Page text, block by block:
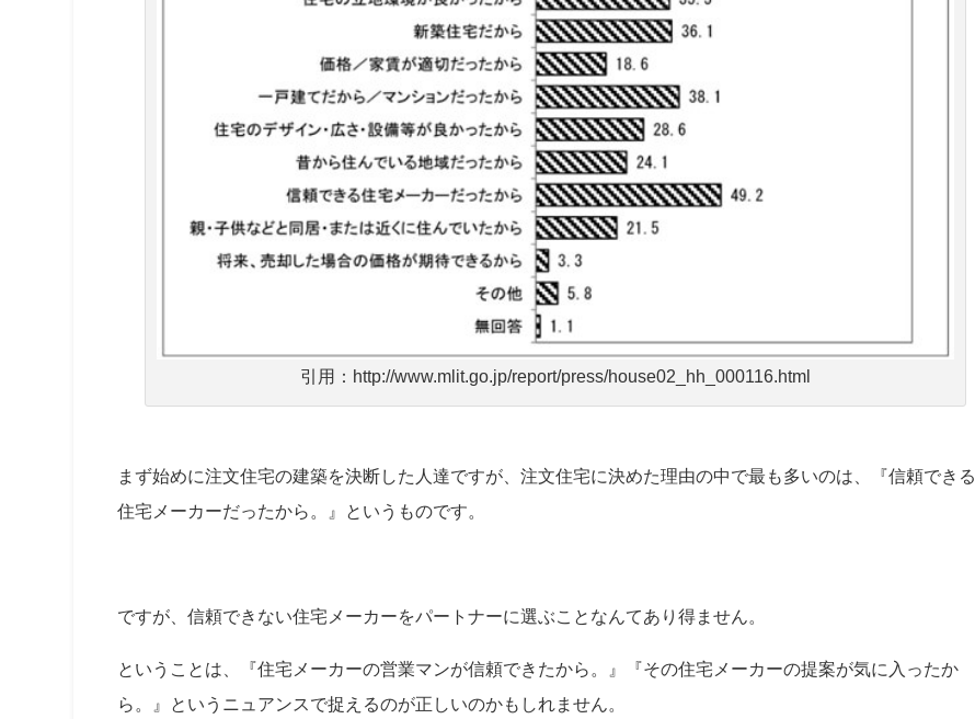
引用：http://www.mlit.go.jp/report/press/house02_hh_000116.html
まず始めに注文住宅の建築を決断した人達ですが、注文住宅に決めた理由の中で最も多いのは、『信頼できる
住宅メーカーだったから。』というものです。
ですが、信頼できない住宅メーカーをパートナーに選ぶことなんてあり得ません。
ということは、『住宅メーカーの営業マンが信頼できたから。』『その住宅メーカーの提案が気に入ったか
ら。』というニュアンスで捉えるのが正しいのかもしれません。